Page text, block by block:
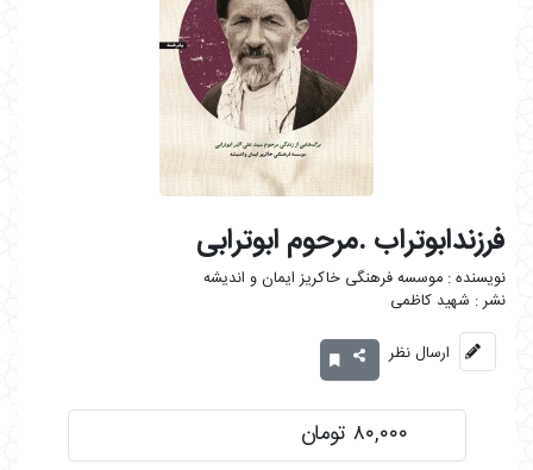
فرزندابوتراب .مرحوم ابوترابی
موسسه فرهنگی خاکریز ایمان و اندیشه
شهید کاظمی
ارسال نظر
۸۰,۰۰۰ تومان